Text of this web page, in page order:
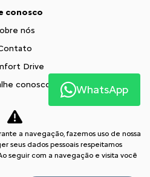
conosco
nós
Drive
conosco
de privacidade
Blog
bem maior é a vida
WhatsApp
a navegação, fazemos uso de nossa
seus dados pessoais respeitamos
seguir com a navegação e visita você